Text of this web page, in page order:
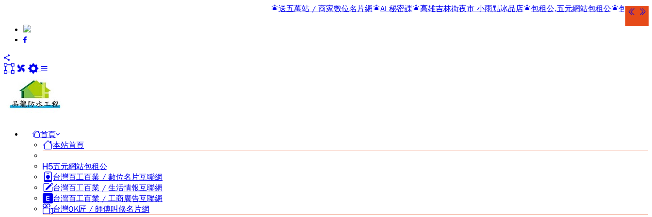
送五萬站 / 商家數位名片網 AI 秘密課 高雄吉林街夜市 小雨點冰品店 包租公,五元網站包租公 包租公
首頁
本站首頁
五元網站包租公
台灣百工百業 / 數位名片互聯網
台灣百工百業 / 生活情報互聯網
台灣百工百業 / 工商廣告互聯網
台灣OK匠 / 師傅叫修名片網